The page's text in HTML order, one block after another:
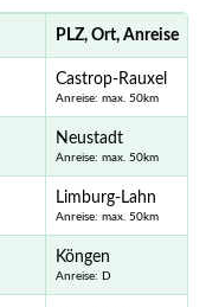
PLZ, Ort, Anreise
Castrop-Rauxel
Anreise: max. 50km
Neustadt
Anreise: max. 50km
Limburg-Lahn
Anreise: max. 50km
Köngen
Anreise: D